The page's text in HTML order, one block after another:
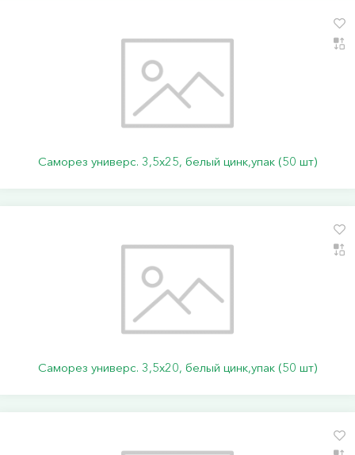
Саморез универс. 3,5х25, белый цинк,упак (50 шт)
Саморез универс. 3,5х20, белый цинк,упак (50 шт)